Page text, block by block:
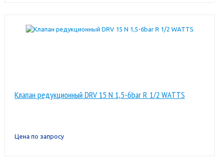
Клапан редукционный DRV 15 N 1,5-6bar R 1/2 WATTS
Цена по запросу